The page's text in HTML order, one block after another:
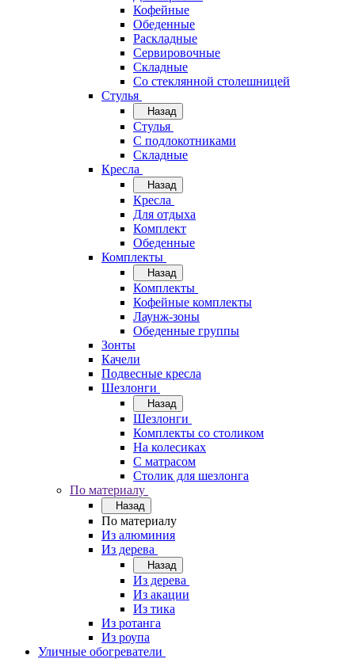
Кофейные
Обеденные
Раскладные
Сервировочные
Складные
Со стеклянной столешницей
Стулья
Назад
Стулья
С подлокотниками
Складные
Кресла
Назад
Кресла
Для отдыха
Комплект
Обеденные
Комплекты
Назад
Комплекты
Кофейные комплекты
Лаунж-зоны
Обеденные группы
Зонты
Качели
Подвесные кресла
Шезлонги
Назад
Шезлонги
Комплекты со столиком
На колесиках
С матрасом
Столик для шезлонга
По материалу
Назад
По материалу
Из алюминия
Из дерева
Назад
Из дерева
Из акации
Из тика
Из ротанга
Из роупа
Уличные обогреватели